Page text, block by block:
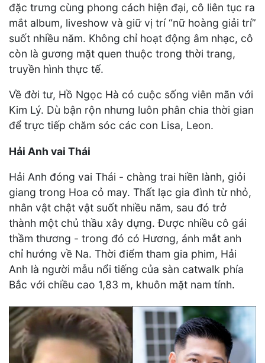
đặc trưng cùng phong cách hiện đại, cô liên tục ra
mắt album, liveshow và giữ vị trí “nữ hoàng giải trí”
suốt nhiều năm. Không chỉ hoạt động âm nhạc, cô
còn là gương mặt quen thuộc trong thời trang,
truyền hình thực tế.
Về đời tư, Hồ Ngọc Hà có cuộc sống viên mãn với
Kim Lý. Dù bận rộn nhưng luôn phân chia thời gian
để trực tiếp chăm sóc các con Lisa, Leon.
Hải Anh vai Thái
Hải Anh đóng vai Thái - chàng trai hiền lành, giỏi
giang trong Hoa cỏ may. Thất lạc gia đình từ nhỏ,
nhân vật chật vật suốt nhiều năm, sau đó trở
thành một chủ thầu xây dựng. Được nhiều cô gái
thầm thương - trong đó có Hương, ánh mắt anh
chỉ hướng về Na. Thời điểm tham gia phim, Hải
Anh là người mẫu nổi tiếng của sàn catwalk phía
Bắc với chiều cao 1,83 m, khuôn mặt nam tính.